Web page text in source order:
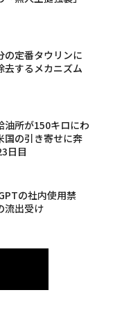
の定番タウリンに
去するメカニズム
油所が150キロにわ
国の引き寄せに奔
日目
の社内使用禁
出受け